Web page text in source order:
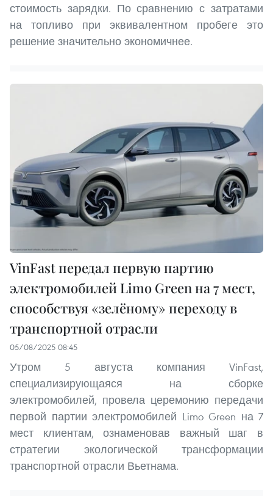
стоимость зарядки. По сравнению с затратами
на топливо при эквивалентном пробеге это
решение значительно экономичнее.
VinFast передал первую партию
электромобилей Limo Green на 7 мест,
способствуя «зелёному» переходу в
транспортной отрасли
05/08/2025 08:45
Утром 5 августа компания VinFast,
специализирующаяся на сборке
электромобилей, провела церемонию передачи
первой партии электромобилей Limo Green на 7
мест клиентам, ознаменовав важный шаг в
стратегии экологической трансформации
транспортной отрасли Вьетнама.